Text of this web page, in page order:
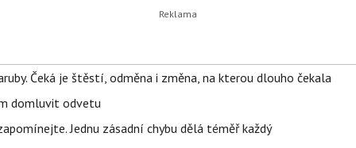
Čeká je štěstí, odměna i změna, na kterou dlouho čekala
domluvit odvetu
Jednu zásadní chybu dělá téměř každý